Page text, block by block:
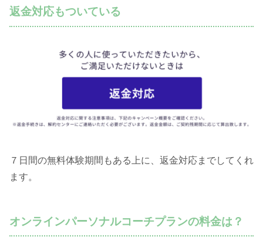
返金対応もついている
７日間の無料体験期間もある上に、返金対応までしてくれ
ます。
オンラインパーソナルコーチプランの料金は？